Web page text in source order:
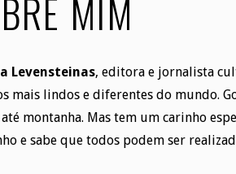
MIM
Levensteinas, editora e jornalista
mais lindos e diferentes do mundo.
montanha. Mas tem um carinho
e sabe que todos podem ser